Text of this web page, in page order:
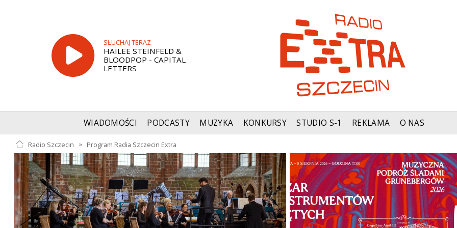
SŁUCHAJ TERAZ
HAILEE STEINFELD &
BLOODPOP - CAPITAL
LETTERS
WIADOMOŚCI PODCASTY MUZYKA KONKURSY STUDIO S-1 REKLAMA O NAS
Radio Szczecin » Program Radia Szczecin Extra